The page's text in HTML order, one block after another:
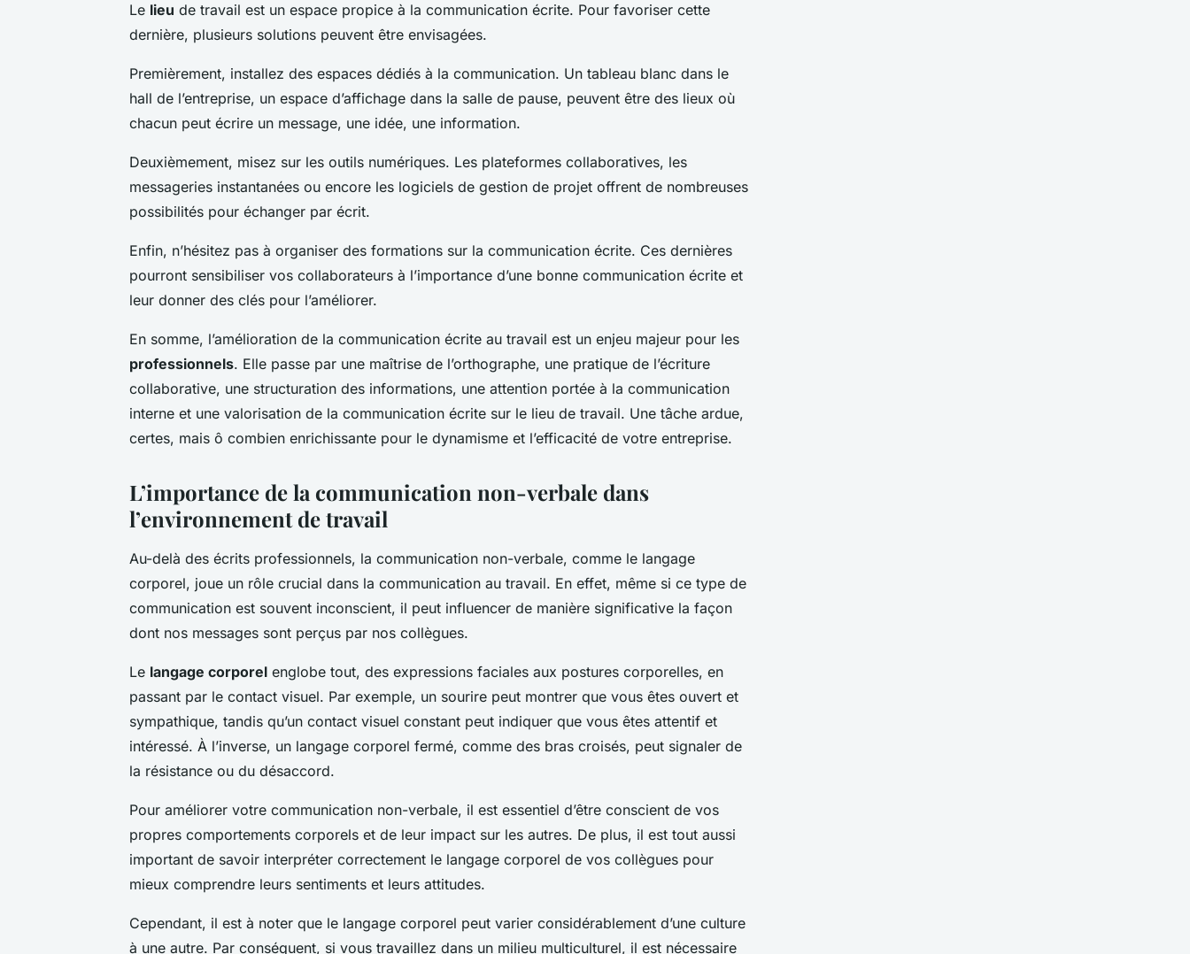
Le lieu de travail est un espace propice à la communication écrite. Pour favoriser cette
dernière, plusieurs solutions peuvent être envisagées.
Premièrement, installez des espaces dédiés à la communication. Un tableau blanc dans le
hall de l’entreprise, un espace d’affichage dans la salle de pause, peuvent être des lieux où
chacun peut écrire un message, une idée, une information.
Deuxièmement, misez sur les outils numériques. Les plateformes collaboratives, les
messageries instantanées ou encore les logiciels de gestion de projet offrent de nombreuses
possibilités pour échanger par écrit.
Enfin, n’hésitez pas à organiser des formations sur la communication écrite. Ces dernières
pourront sensibiliser vos collaborateurs à l’importance d’une bonne communication écrite et
leur donner des clés pour l’améliorer.
En somme, l’amélioration de la communication écrite au travail est un enjeu majeur pour les
professionnels. Elle passe par une maîtrise de l’orthographe, une pratique de l’écriture
collaborative, une structuration des informations, une attention portée à la communication
interne et une valorisation de la communication écrite sur le lieu de travail. Une tâche ardue,
certes, mais ô combien enrichissante pour le dynamisme et l’efficacité de votre entreprise.
L’importance de la communication non-verbale dans
l’environnement de travail
Au-delà des écrits professionnels, la communication non-verbale, comme le langage
corporel, joue un rôle crucial dans la communication au travail. En effet, même si ce type de
communication est souvent inconscient, il peut influencer de manière significative la façon
dont nos messages sont perçus par nos collègues.
Le langage corporel englobe tout, des expressions faciales aux postures corporelles, en
passant par le contact visuel. Par exemple, un sourire peut montrer que vous êtes ouvert et
sympathique, tandis qu’un contact visuel constant peut indiquer que vous êtes attentif et
intéressé. À l’inverse, un langage corporel fermé, comme des bras croisés, peut signaler de
la résistance ou du désaccord.
Pour améliorer votre communication non-verbale, il est essentiel d’être conscient de vos
propres comportements corporels et de leur impact sur les autres. De plus, il est tout aussi
important de savoir interpréter correctement le langage corporel de vos collègues pour
mieux comprendre leurs sentiments et leurs attitudes.
Cependant, il est à noter que le langage corporel peut varier considérablement d’une culture
à une autre. Par conséquent, si vous travaillez dans un milieu multiculturel, il est nécessaire